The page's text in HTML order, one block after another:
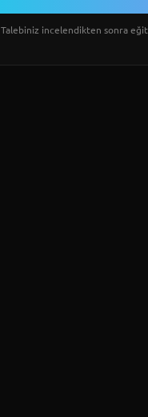
Talebiniz incelendikten sonra